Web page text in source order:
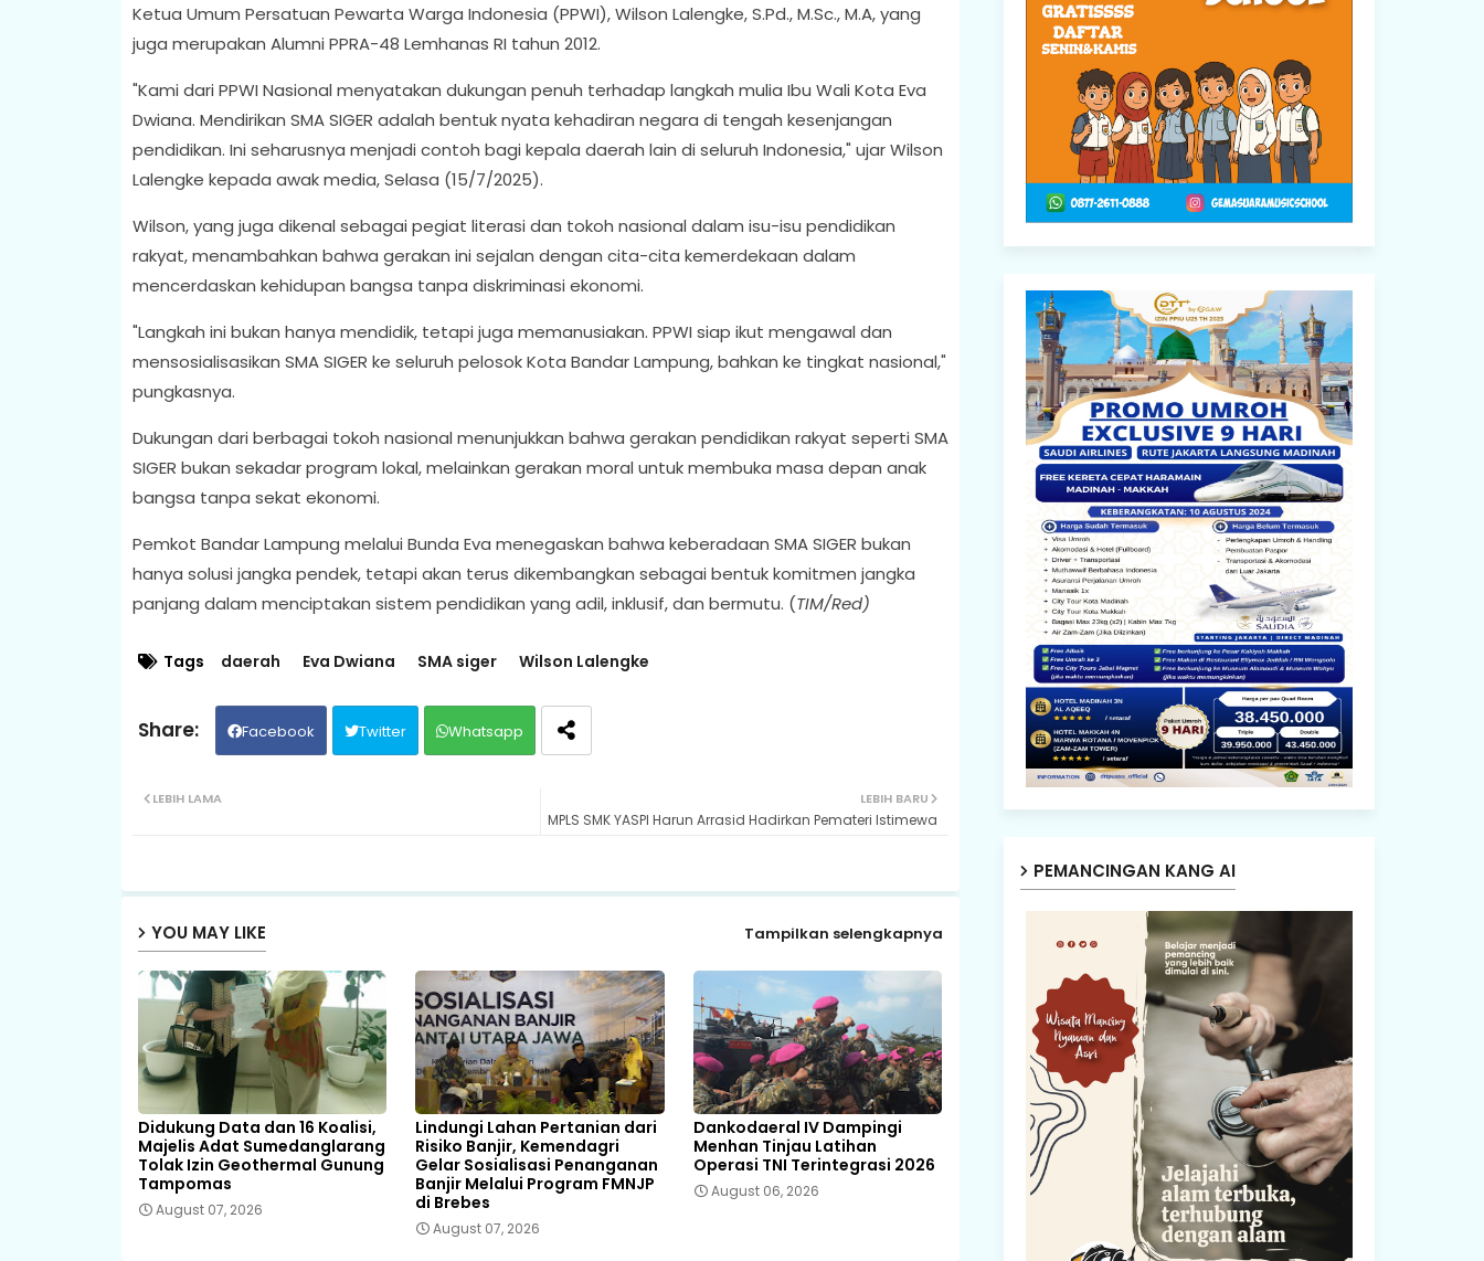
Ketua Umum Persatuan Pewarta Warga Indonesia (PPWI), Wilson Lalengke, S.Pd., M.Sc., M.A, yang
juga merupakan Alumni PPRA-48 Lemhanas RI tahun 2012.
"Kami dari PPWI Nasional menyatakan dukungan penuh terhadap langkah mulia Ibu Wali Kota Eva
Dwiana. Mendirikan SMA SIGER adalah bentuk nyata kehadiran negara di tengah kesenjangan
pendidikan. Ini seharusnya menjadi contoh bagi kepala daerah lain di seluruh Indonesia," ujar Wilson
Lalengke kepada awak media, Selasa (15/7/2025).
Wilson, yang juga dikenal sebagai pegiat literasi dan tokoh nasional dalam isu-isu pendidikan
rakyat, menambahkan bahwa gerakan ini sejalan dengan cita-cita kemerdekaan dalam
mencerdaskan kehidupan bangsa tanpa diskriminasi ekonomi.
"Langkah ini bukan hanya mendidik, tetapi juga memanusiakan. PPWI siap ikut mengawal dan
mensosialisasikan SMA SIGER ke seluruh pelosok Kota Bandar Lampung, bahkan ke tingkat nasional,"
pungkasnya.
Dukungan dari berbagai tokoh nasional menunjukkan bahwa gerakan pendidikan rakyat seperti SMA
SIGER bukan sekadar program lokal, melainkan gerakan moral untuk membuka masa depan anak
bangsa tanpa sekat ekonomi.
Pemkot Bandar Lampung melalui Bunda Eva menegaskan bahwa keberadaan SMA SIGER bukan
hanya solusi jangka pendek, tetapi akan terus dikembangkan sebagai bentuk komitmen jangka
panjang dalam menciptakan sistem pendidikan yang adil, inklusif, dan bermutu. (TIM/Red)
Tags daerah Eva Dwiana SMA siger Wilson Lalengke
Facebook Twitter Whatsapp
LEBIH BARU
MPLS SMK YASPI Harun Arrasid Hadirkan Pemateri Istimewa
LEBIH LAMA
YOU MAY LIKE Tampilkan selengkapnya
Didukung Data dan 16 Koalisi,
Majelis Adat Sumedanglarang
Tolak Izin Geothermal Gunung
Tampomas
August 07, 2026
Lindungi Lahan Pertanian dari
Risiko Banjir, Kemendagri
Gelar Sosialisasi Penanganan
Banjir Melalui Program FMNJP
di Brebes
August 07, 2026
Dankodaeral IV Dampingi
Menhan Tinjau Latihan
Operasi TNI Terintegrasi 2026
August 06, 2026
PEMANCINGAN KANG AI